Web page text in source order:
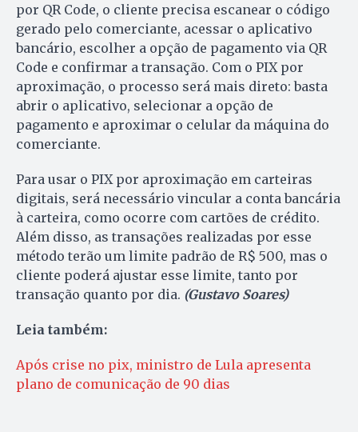
por QR Code, o cliente precisa escanear o código
gerado pelo comerciante, acessar o aplicativo
bancário, escolher a opção de pagamento via QR
Code e confirmar a transação. Com o PIX por
aproximação, o processo será mais direto: basta
abrir o aplicativo, selecionar a opção de
pagamento e aproximar o celular da máquina do
comerciante.
Para usar o PIX por aproximação em carteiras
digitais, será necessário vincular a conta bancária
à carteira, como ocorre com cartões de crédito.
Além disso, as transações realizadas por esse
método terão um limite padrão de R$ 500, mas o
cliente poderá ajustar esse limite, tanto por
transação quanto por dia. (Gustavo Soares)
Leia também:
Após crise no pix, ministro de Lula apresenta
plano de comunicação de 90 dias